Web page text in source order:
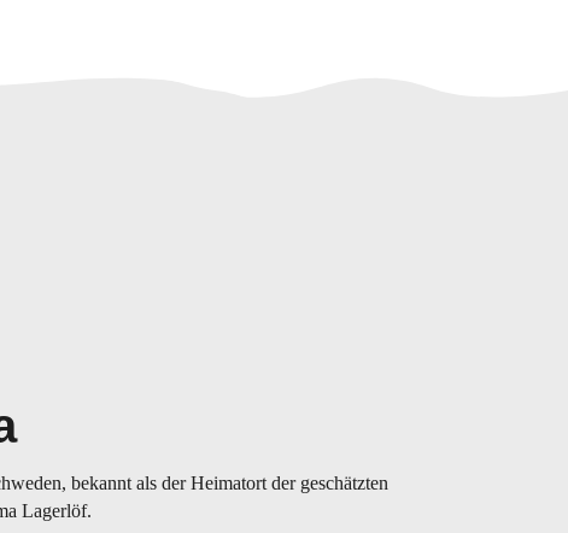
bekannt als der Heimatort der geschätzten
Lagerlöf.